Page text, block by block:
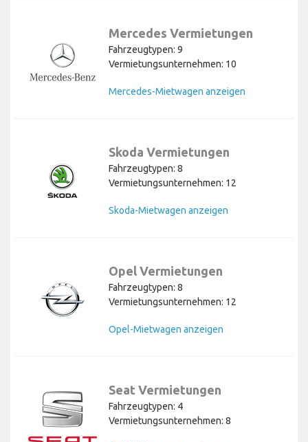
Mercedes Vermietungen
Fahrzeugtypen: 9
Vermietungsunternehmen: 10
Mercedes-Mietwagen anzeigen
Skoda Vermietungen
Fahrzeugtypen: 8
Vermietungsunternehmen: 12
Skoda-Mietwagen anzeigen
Opel Vermietungen
Fahrzeugtypen: 8
Vermietungsunternehmen: 12
Opel-Mietwagen anzeigen
Seat Vermietungen
Fahrzeugtypen: 4
Vermietungsunternehmen: 8